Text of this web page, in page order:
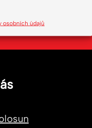
osobních údajů